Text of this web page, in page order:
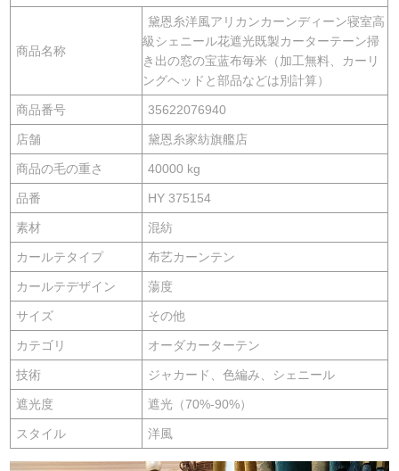
商品名称
黛恩糸洋風アリカンカーンディーン寝室高
級シェニール花遮光既製カーターテーン掃
き出の窓の宝蓝布毎米（加工無料、カーリ
ングヘッドと部品などは別計算）
商品番号 35622076940
店舗 黛恩糸家紡旗艦店
商品の毛の重さ 40000 kg
品番 HY 375154
素材 混紡
カールテタイプ 布艺カーンテン
カールテデザイン 蕩度
サイズ その他
カテゴリ オーダカーターテン
技術 ジャカード、色編み、シェニール
遮光度 遮光（70%-90%）
スタイル 洋風